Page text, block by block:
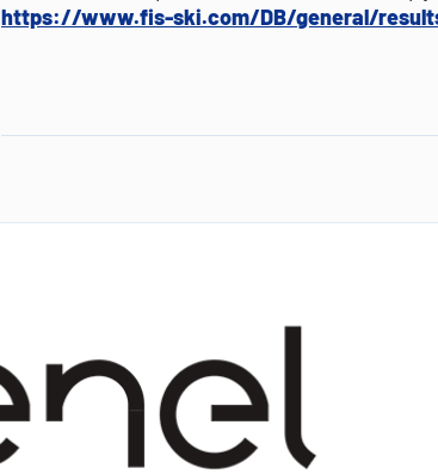
https://www.fis-ski.com/DB/general/